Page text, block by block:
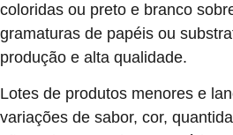
coloridas ou preto e branco
gramaturas de papéis ou
produção e alta qualidade.
Lotes de produtos menores e
variações de sabor, cor,